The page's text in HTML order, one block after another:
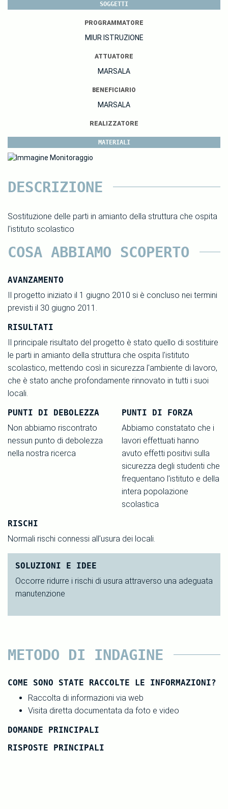
SOGGETTI
PROGRAMMATORE
MIUR ISTRUZIONE
ATTUATORE
MARSALA
BENEFICIARIO
MARSALA
REALIZZATORE
MATERIALI
DESCRIZIONE
Sostituzione delle parti in amianto della struttura che ospita
l'istituto scolastico
COSA ABBIAMO SCOPERTO
AVANZAMENTO
Il progetto iniziato il 1 giugno 2010 si è concluso nei termini
previsti il 30 giugno 2011.
RISULTATI
Il principale risultato del progetto è stato quello di sostituire
le parti in amianto della struttura che ospita l'istituto
scolastico, mettendo così in sicurezza l'ambiente di lavoro,
che è stato anche profondamente rinnovato in tutti i suoi
locali.
PUNTI DI DEBOLEZZA
Non abbiamo riscontrato
nessun punto di debolezza
nella nostra ricerca
PUNTI DI FORZA
Abbiamo constatato che i
lavori effettuati hanno
avuto effetti positivi sulla
sicurezza degli studenti che
frequentano l'istituto e della
intera popolazione
scolastica
RISCHI
Normali rischi connessi all'usura dei locali.
SOLUZIONI E IDEE
Occorre ridurre i rischi di usura attraverso una adeguata
manutenzione
METODO DI INDAGINE
COME SONO STATE RACCOLTE LE INFORMAZIONI?
Raccolta di informazioni via web
Visita diretta documentata da foto e video
DOMANDE PRINCIPALI
RISPOSTE PRINCIPALI